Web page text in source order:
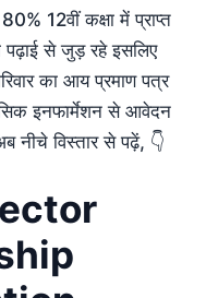
12वीं कक्षा में प्राप्त
से जुड़ रहे इसलिए
का आय प्रमाण पत्र
इनफार्मेशन से आवेदन
विस्तार से पढ़ें, 👇